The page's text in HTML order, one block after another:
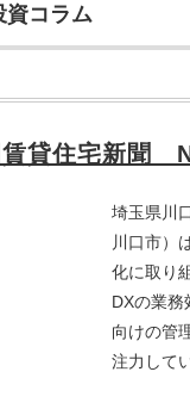
資コラム
賃貸住宅新聞
埼玉県川
川口市）
化に取り
DXの業務
向けの管
注力して